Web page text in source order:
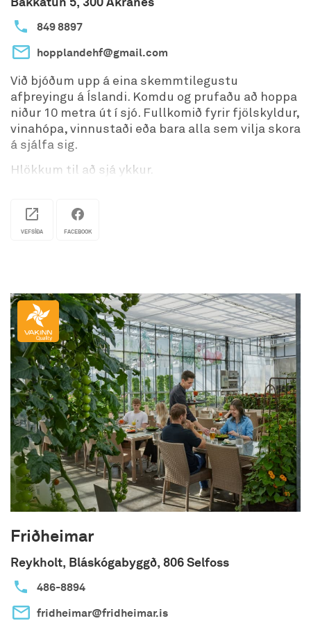
849 8897
hopplandehf@gmail.com
Við bjóðum upp á eina skemmtilegustu
afþreyingu á Íslandi. Komdu og prufaðu að hoppa
niður 10 metra út í sjó. Fullkomið fyrir fjölskyldur,
vinahópa, vinnustaði eða bara alla sem vilja skora
á sjálfa sig.
Hlökkum til að sjá ykkur.
alla daga eftir það.
VEFSÍÐA FACEBOOK
Friðheimar
Reykholt, Bláskógabyggð, 806 Selfoss
486-8894
fridheimar@fridheimar.is